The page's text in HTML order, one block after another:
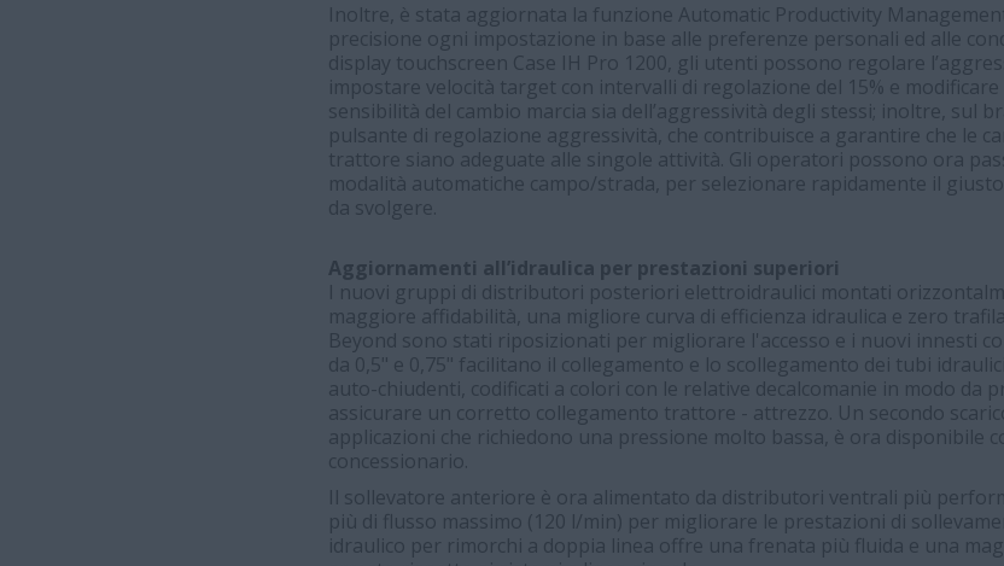
Inoltre, è stata aggiornata la funzione Automatic Productivity
precisione ogni impostazione in base alle preferenze personali ed alle
display touchscreen Case IH Pro 1200, gli utenti possono regolare
impostare velocità target con intervalli di regolazione del 15% e
sensibilità del cambio marcia sia dell’aggressività degli stessi; inoltre, sul
pulsante di regolazione aggressività, che contribuisce a garantire che le
trattore siano adeguate alle singole attività. Gli operatori possono ora
modalità automatiche campo/strada, per selezionare rapidamente il
da svolgere.
Aggiornamenti all’idraulica per prestazioni superiori
I nuovi gruppi di distributori posteriori elettroidraulici montati
maggiore affidabilità, una migliore curva di efficienza idraulica e zero
Beyond sono stati riposizionati per migliorare l'accesso e i nuovi innesti
da 0,5" e 0,75" facilitano il collegamento e lo scollegamento dei tubi
auto-chiudenti, codificati a colori con le relative decalcomanie in modo da
assicurare un corretto collegamento trattore - attrezzo. Un secondo
applicazioni che richiedono una pressione molto bassa, è ora disponibile
concessionario.
Il sollevatore anteriore è ora alimentato da distributori ventrali più
più di flusso massimo (120 l/min) per migliorare le prestazioni di
idraulico per rimorchi a doppia linea offre una frenata più fluida e una